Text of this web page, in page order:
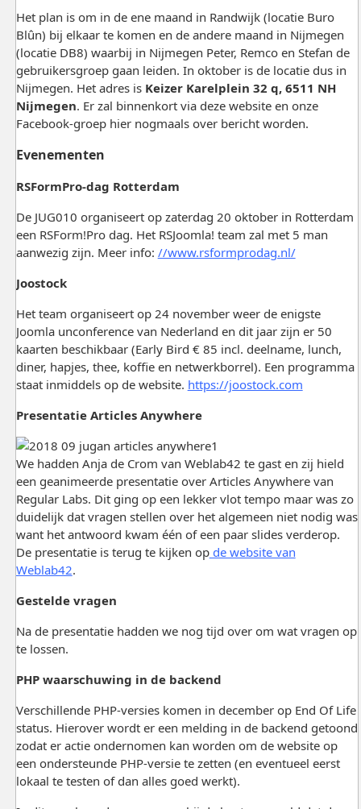
Het plan is om in de ene maand in Randwijk (locatie Buro
Blûn) bij elkaar te komen en de andere maand in Nijmegen
(locatie DB8) waarbij in Nijmegen Peter, Remco en Stefan de
gebruikersgroep gaan leiden. In oktober is de locatie dus in
Nijmegen. Het adres is Keizer Karelplein 32 q, 6511 NH
Nijmegen. Er zal binnenkort via deze website en onze
Facebook-groep hier nogmaals over bericht worden.
Evenementen
RSFormPro-dag Rotterdam
De JUG010 organiseert op zaterdag 20 oktober in Rotterdam
een RSForm!Pro dag. Het RSJoomla! team zal met 5 man
aanwezig zijn. Meer info: //www.rsformprodag.nl/
Joostock
Het team organiseert op 24 november weer de enigste
Joomla unconference van Nederland en dit jaar zijn er 50
kaarten beschikbaar (Early Bird € 85 incl. deelname, lunch,
diner, hapjes, thee, koffie en netwerkborrel). Een programma
staat inmiddels op de website. https://joostock.com
Presentatie Articles Anywhere
We hadden Anja de Crom van Weblab42 te gast en zij hield
een geanimeerde presentatie over Articles Anywhere van
Regular Labs. Dit ging op een lekker vlot tempo maar was zo
duidelijk dat vragen stellen over het algemeen niet nodig was
want het antwoord kwam één of een paar slides verderop.
De presentatie is terug te kijken opde website van
Weblab42.
Gestelde vragen
Na de presentatie hadden we nog tijd over om wat vragen op
te lossen.
PHP waarschuwing in de backend
Verschillende PHP-versies komen in december op End Of Life
status. Hierover wordt er een melding in de backend getoond
zodat er actie ondernomen kan worden om de website op
een ondersteunde PHP-versie te zetten (en eventueel eerst
lokaal te testen of dan alles goed werkt).